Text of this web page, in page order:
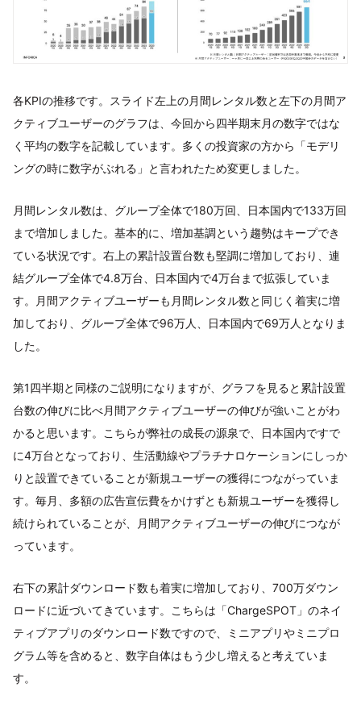
各KPIの推移です。スライド左上の月間レンタル数と左下の月間ア
クティブユーザーのグラフは、今回から四半期末月の数字ではな
く平均の数字を記載しています。多くの投資家の方から「モデリ
ングの時に数字がぶれる」と言われたため変更しました。
月間レンタル数は、グループ全体で180万回、日本国内で133万回
まで増加しました。基本的に、増加基調という趨勢はキープでき
ている状況です。右上の累計設置台数も堅調に増加しており、連
結グループ全体で4.8万台、日本国内で4万台まで拡張していま
す。月間アクティブユーザーも月間レンタル数と同じく着実に増
加しており、グループ全体で96万人、日本国内で69万人となりま
した。
第1四半期と同様のご説明になりますが、グラフを見ると累計設置
台数の伸びに比べ月間アクティブユーザーの伸びが強いことがわ
かると思います。こちらが弊社の成長の源泉で、日本国内ですで
に4万台となっており、生活動線やプラチナロケーションにしっか
りと設置できていることが新規ユーザーの獲得につながっていま
す。毎月、多額の広告宣伝費をかけずとも新規ユーザーを獲得し
続けられていることが、月間アクティブユーザーの伸びにつなが
っています。
右下の累計ダウンロード数も着実に増加しており、700万ダウン
ロードに近づいてきています。こちらは「ChargeSPOT」のネイ
ティブアプリのダウンロード数ですので、ミニアプリやミニプロ
グラム等を含めると、数字自体はもう少し増えると考えていま
す。